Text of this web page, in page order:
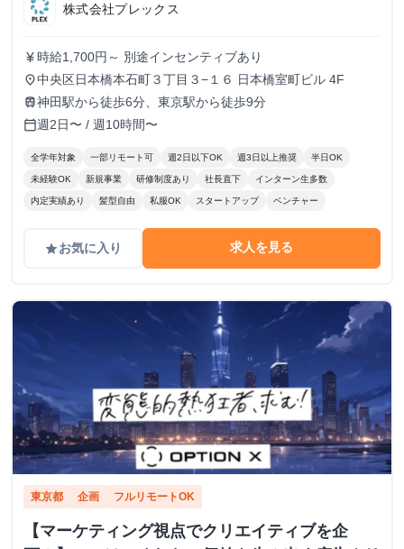
株式会社プレックス
currency_yen 時給1,700円～ 別途インセンティブあり
place中央区日本橋本石町３丁目３−１６ 日本橋室町ビル 4F
train神田駅から徒歩6分、東京駅から徒歩9分
calendar_today週2日〜 / 週10時間〜
全学年対象 一部リモート可 週2日以下OK 週3日以上推奨 半日OK
未経験OK 新規事業 研修制度あり 社長直下 インターン生多数
内定実績あり 髪型自由 私服OK スタートアップ ベンチャー
gradeお気に入り 求人を見る
東京都 企画 フルリモートOK
【マーケティング視点でクリエイティブを企